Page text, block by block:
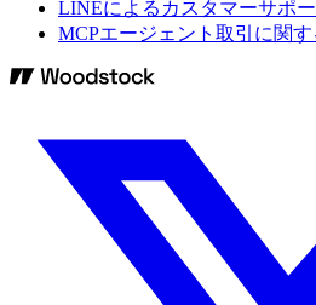
LINEによるカスタマーサポ
MCPエージェント取引に関す